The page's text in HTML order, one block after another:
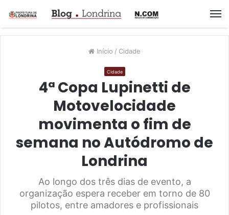
Início / Cidade
Cidade
4ª Copa Lupinetti de
Motovelocidade
movimenta o fim de
semana no Autódromo de
Londrina
Ao longo dos três dias de evento, a
organização espera receber em torno de 80
pilotos, entre amadores e profissionais